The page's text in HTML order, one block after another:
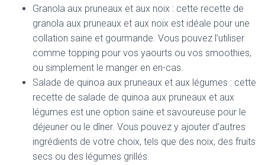
Granola aux pruneaux et aux noix : cette recette de
granola aux pruneaux et aux noix est idéale pour une
collation saine et gourmande. Vous pouvez l’utiliser
comme topping pour vos yaourts ou vos smoothies,
ou simplement le manger en en-cas.
Salade de quinoa aux pruneaux et aux légumes : cette
recette de salade de quinoa aux pruneaux et aux
légumes est une option saine et savoureuse pour le
déjeuner ou le dîner. Vous pouvez y ajouter d’autres
ingrédients de votre choix, tels que des noix, des fruits
secs ou des légumes grillés.